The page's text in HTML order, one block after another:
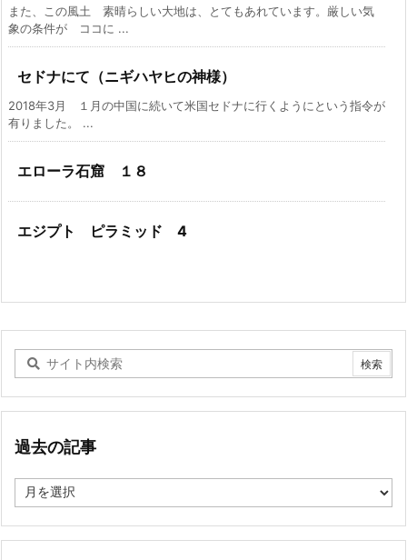
また、この風土 素晴らしい大地は、とてもあれています。厳しい気
象の条件が ココに ...
セドナにて（ニギハヤヒの神様）
2018年3月 １月の中国に続いて米国セドナに行くようにという指令が
有りました。 ...
エローラ石窟 １８
エジプト ピラミッド 4
過去の記事
去
記